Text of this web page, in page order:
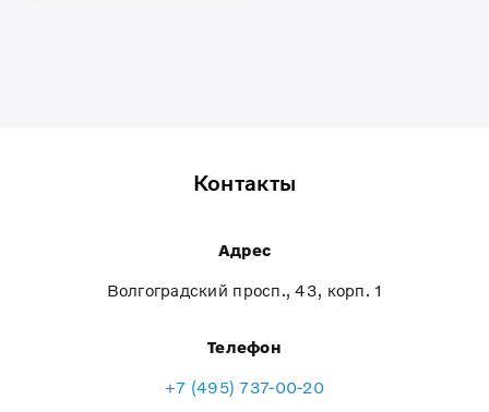
Контакты
Адрес
Волгоградский просп., 43, корп. 1
Телефон
+7 (495) 737-00-20